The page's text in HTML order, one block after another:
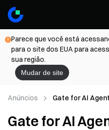
Parece que você está
para o site dos EUA para
sua região.
Mudar de site
Anúncios Gate for AI Agent
Gate for AI